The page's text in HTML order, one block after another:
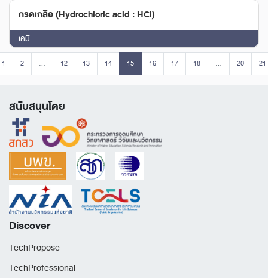
กรดเกลือ (Hydrochloric acid : HCl)
เคมี
1 2 ... 12 13 14 15 16 17 18 ... 20 21
สนับสนุนโดย
Discover
TechPropose
TechProfessional